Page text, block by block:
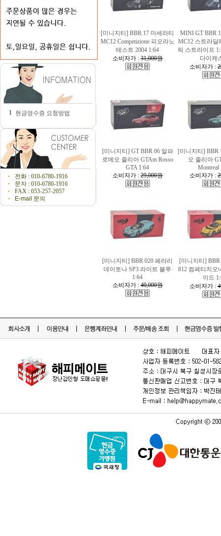
1 현금영수증 요청방법
전화 : 010-6780-1916
문자 : 010-6780-1916
FAX : 053-257-2057
E-mail 문의
[미니지티] BBR 17 마세라티
MC12 Competizione 피오라노
테스트 2004 1:64
소비자가 : 31,000원
MINI GT BBR
MC12 스트라달
릭 스트라이프
다이캐
소비자가 :
[미니지티] GT BBR 06 알파
로메오 줄리아 GTAm Rosso
GTA 1:64
소비자가 : 29,000원
[미니지티] BBR
오 줄리아
Montreal
소비자가 :
[미니지티] BBR 020 페라리
데이토나 SP3 라이트 블루
1:64
소비자가 : 40,000원
[미니지티]
812 컴페티치오
이드
소비자가 :